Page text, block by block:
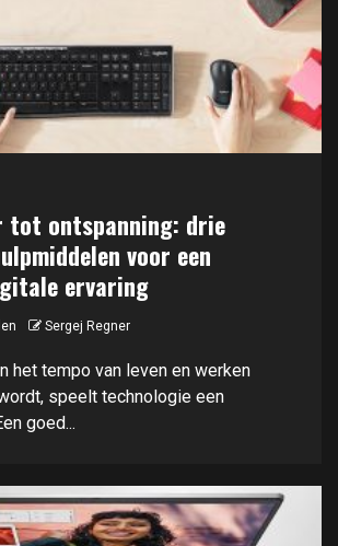
tot ontspanning: drie
voor een
ervaring
Sergej Regner
het tempo van leven en werken
speelt technologie een
goed...